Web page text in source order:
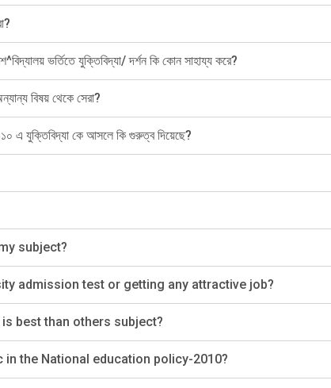
ভর্তিতে যুক্তিবিদ্যা/ দর্শন কি কোন সাহায্য করে?
বিষয় থেকে সেরা?
এ যুক্তিবিদ্যা কে আসলে কি গুরুত্ব দিয়েছে?
subject?
admission test or getting any attractive job?
best than others subject?
the National education policy-2010?